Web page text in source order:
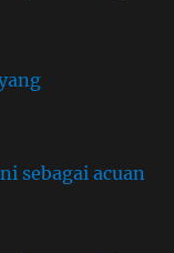
sebagai acuan